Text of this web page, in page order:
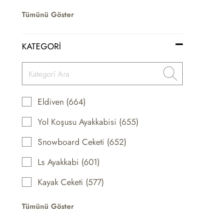
Tümünü Göster
KATEGORİ
Eldiven (664)
Yol Koşusu Ayakkabisi (655)
Snowboard Ceketi (652)
Ls Ayakkabi (601)
Kayak Ceketi (577)
Tümünü Göster